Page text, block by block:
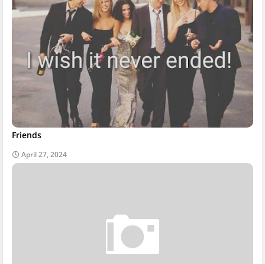
Friends
April 27, 2024